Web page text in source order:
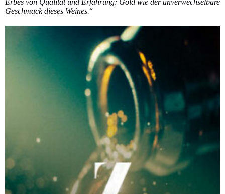
Erbes von Qualität und Erfahrung; Gold wie der unverwechselbare
Geschmack dieses Weines.“